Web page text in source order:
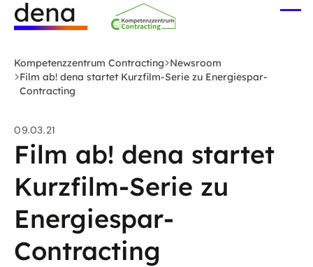
Zum
Hauptinhalt
Deutsche
Energie-
Agentur
-
zur
Startseite
Kompetenzzentrum Contracting Newsroom
Film ab! dena startet Kurzfilm-Serie zu Energiespar-
Contracting
09.03.21
Film ab! dena startet
Kurzfilm-Serie zu
Energiespar-
Contracting